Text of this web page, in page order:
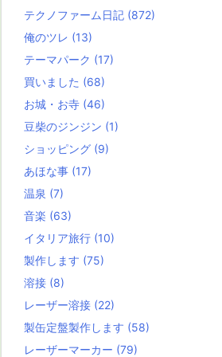
テクノファーム日記 (872)
俺のツレ (13)
テーマパーク (17)
買いました (68)
お城・お寺 (46)
豆柴のジンジン (1)
ショッピング (9)
あほな事 (17)
温泉 (7)
音楽 (63)
イタリア旅行 (10)
製作します (75)
溶接 (8)
レーザー溶接 (22)
製缶定盤製作します (58)
レーザーマーカー (79)